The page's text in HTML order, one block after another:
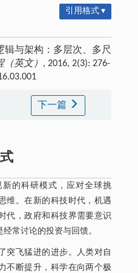
引用格式 ▾
辑与架构：多层次、多尺
（英文） , 2016, 2(3): 276-
下一篇
的科研模式，应对全球挑
维。在新的科技时代，机遇
代，政府和科技界需要意识
常讨论的投资与回馈。
突飞猛进的进步。人类对自
不断提升，科学在向两个极